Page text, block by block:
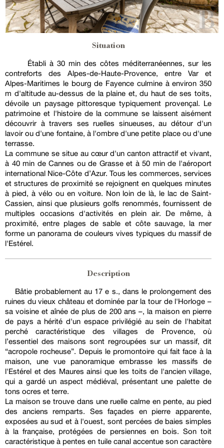
Situation
Établi à 30 min des côtes méditerranéennes, sur les
contreforts des Alpes-de-Haute-Provence, entre Var et
Alpes-Maritimes le bourg de Fayence culmine à environ 350
m d'altitude au-dessus de la plaine et, du haut de ses toits,
dévoile un paysage pittoresque typiquement provençal. Le
patrimoine et l'histoire de la commune se laissent aisément
découvrir à travers ses ruelles sinueuses, au détour d'un
lavoir ou d'une fontaine, à l'ombre d'une petite place ou d'une
terrasse.
La commune se situe au cœur d'un canton attractif et vivant,
à 40 min de Cannes ou de Grasse et à 50 min de l'aéroport
international Nice-Côte d’Azur. Tous les commerces, services
et structures de proximité se rejoignent en quelques minutes
à pied, à vélo ou en voiture. Non loin de là, le lac de Saint-
Cassien, ainsi que plusieurs golfs renommés, fournissent de
multiples occasions d'activités en plein air. De même, à
proximité, entre plages de sable et côte sauvage, la mer
forme un panorama de couleurs vives typiques du massif de
l'Estérel.
Description
Bâtie probablement au 17 e s., dans le prolongement des
ruines du vieux château et dominée par la tour de l'Horloge –
sa voisine et aînée de plus de 200 ans –, la maison en pierre
de pays a hérité d'un espace privilégié au sein de l'habitat
perché caractéristique des villages de Provence, où
l’essentiel des maisons sont regroupées sur un massif, dit
“acropole rocheuse”. Depuis le promontoire qui fait face à la
maison, une vue panoramique embrasse les massifs de
l'Estérel et des Maures ainsi que les toits de l'ancien village,
qui a gardé un aspect médiéval, présentant une palette de
tons ocres et terre.
La maison se trouve dans une ruelle calme en pente, au pied
des anciens remparts. Ses façades en pierre apparente,
exposées au sud et à l'ouest, sont percées de baies simples
à la française, protégées de persiennes en bois. Son toit
caractéristique à pentes en tuile canal accentue son caractère